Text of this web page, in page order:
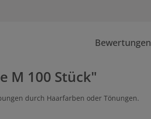
Bewertungen
M 100 Stück"
durch Haarfarben oder Tönungen.